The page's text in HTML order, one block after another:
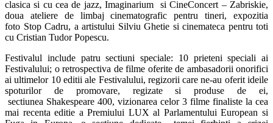
clasica si cu cea de jazz, Imaginarium si CineConcert – Zabriskie,
doua ateliere de limbaj cinematografic pentru tineri, expozitia
foto Stop Cadru, a artistului Silviu Ghetie si cinemateca pentru toti
cu Cristian Tudor Popescu.
Festivalul include patru sectiuni speciale: 10 prieteni speciali ai
Festivalului; o retrospectiva de filme oferite de ambasadorii onorifici
ai ultimelor 10 editii ale Festivalului, regizorii care ne-au oferit ideile
spoturilor de promovare, regizate si produse de ei,
sectiunea Shakespeare 400, vizionarea celor 3 filme finaliste la cea
mai recenta editie a Premiului LUX al Parlamentului European si